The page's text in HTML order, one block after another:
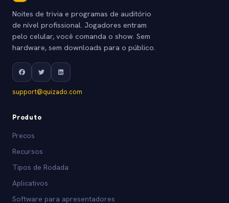
Noites de trivia e programas de auditório
de nível profissional. Jogadores entram
pelo celular, você comanda o show. Sem
hardware, sem downloads para o público.
support@quizado.com
Produto
Precos
Recursos
Tipos de Rodada
Aplicativos
Software para apresentadores